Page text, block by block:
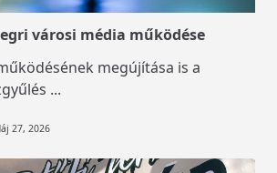
városi média működése
megújítása is a
...
27, 2026